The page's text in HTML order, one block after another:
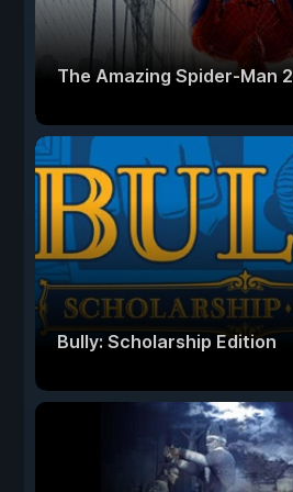
The Amazing Spider-Man 2
Bully: Scholarship Edition